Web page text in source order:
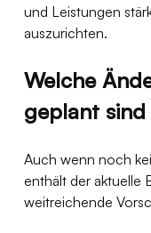
und Leistungen
auszurichten.
Welche
geplant sind
Auch wenn noch
enthält der aktuelle
weitreichende